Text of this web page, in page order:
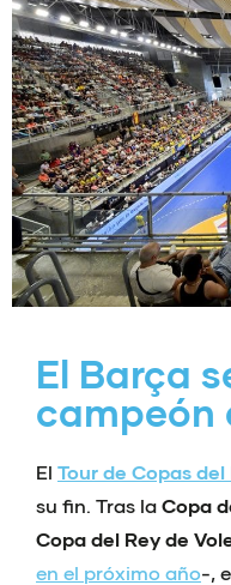
El Barça
campeón
El Tour de Copas
su fin. Tras la Copa
Copa del Rey de
en el próximo año-,